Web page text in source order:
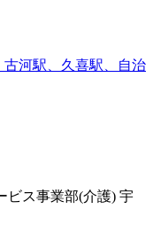
河駅、久喜駅、自治
ビス事業部(介護) 宇